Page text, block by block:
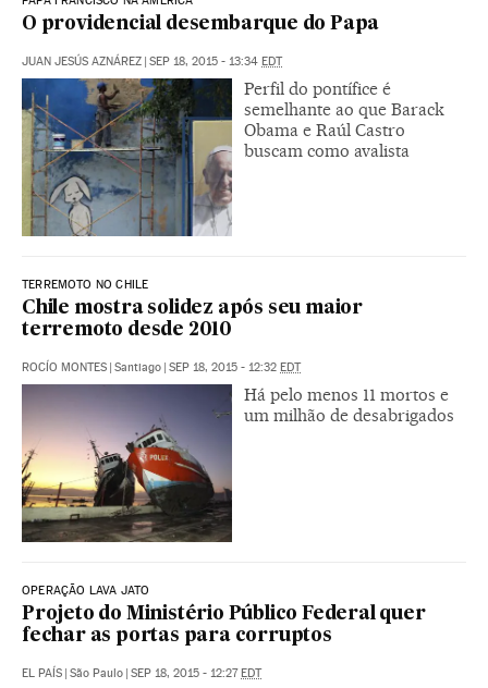
O providencial desembarque do Papa
JUAN JESÚS AZNÁREZ | SEP 18, 2015 - 13:34 EDT
Perfil do pontífice é
semelhante ao que Barack
Obama e Raúl Castro
buscam como avalista
TERREMOTO NO CHILE
Chile mostra solidez após seu maior
terremoto desde 2010
ROCÍO MONTES | Santiago | SEP 18, 2015 - 12:32 EDT
Há pelo menos 11 mortos e
um milhão de desabrigados
OPERAÇÃO LAVA JATO
Projeto do Ministério Público Federal quer
fechar as portas para corruptos
EL PAÍS | São Paulo | SEP 18, 2015 - 12:27EDT